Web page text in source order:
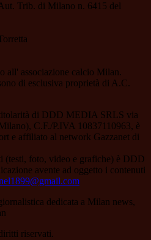
Trib. di Milano n. 6415 del
all' associazione calcio Milan.
di esclusiva proprietà di A.C.
di DDD MEDIA SRLS via
C.F./P.IVA 10837110963, è
e affiliato al network Gazzanet di
(testi, foto, video e grafiche) è DDD
avente ad oggetto i contenuti
dedicata a Milan news,
riservati.